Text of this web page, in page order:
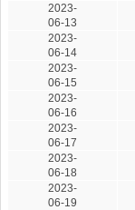
2023-
06-13
2023-
06-14
2023-
06-15
2023-
06-16
2023-
06-17
2023-
06-18
2023-
06-19